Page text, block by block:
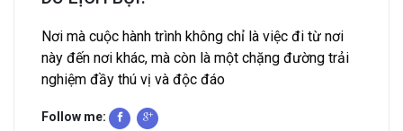
Nơi mà cuộc hành trình không chỉ là việc đi từ nơi
này đến nơi khác, mà còn là một chặng đường trải
nghiệm đầy thú vị và độc đáo
Follow me: